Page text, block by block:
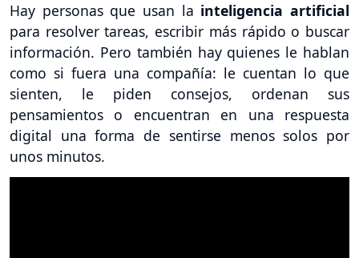
Hay personas que usan la inteligencia artificial
para resolver tareas, escribir más rápido o buscar
información. Pero también hay quienes le hablan
como si fuera una compañía: le cuentan lo que
sienten, le piden consejos, ordenan sus
pensamientos o encuentran en una respuesta
digital una forma de sentirse menos solos por
unos minutos.